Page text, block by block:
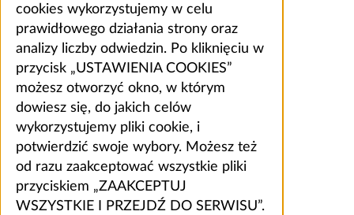
cookies wykorzystujemy w celu
prawidłowego działania strony oraz
analizy liczby odwiedzin. Po kliknięciu w
przycisk „USTAWIENIA COOKIES”
możesz otworzyć okno, w którym
dowiesz się, do jakich celów
wykorzystujemy pliki cookie, i
potwierdzić swoje wybory. Możesz też
od razu zaakceptować wszystkie pliki
przyciskiem „ZAAKCEPTUJ
WSZYSTKIE I PRZEJDŹ DO SERWISU”.